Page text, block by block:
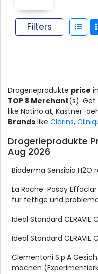
Filters
Drogerieprodukte price
TOP 8 Merchant(s).
like Notino.at, Kastner-
Brands like Clarins,
Drogerieprodukte
Aug 2026
Bioderma Sensibio H2O
La Roche-Posay
für fettige und
Ideal Standard CERAVIE
Ideal Standard CERAVIE
Clementoni S.p.A
machen